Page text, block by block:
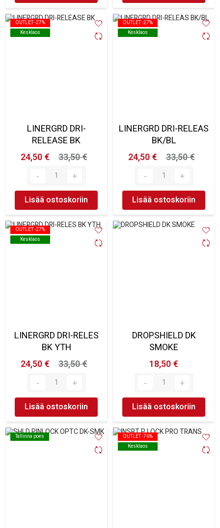
OUTLET -27%
Kesklaos
OUTLET -27%
Kesklaos
LINERGRD DRI-
RELEASE BK
24,50 €
33,50 €
Lisää ostoskoriin
OUTLET -27%
Kesklaos
OUTLET -27%
Kesklaos
LINERGRD DRI-RELEAS
BK/BL
24,50 €
33,50 €
Lisää ostoskoriin
OUTLET -27%
Kesklaos
OUTLET -27%
Kesklaos
LINERGRD DRI-RELES
BK YTH
24,50 €
33,50 €
Lisää ostoskoriin
DROPSHIELD DK
SMOKE
18,50 €
Lisää ostoskoriin
Tallinna poes
Tallinna poes
OUTLET -76%
Kesklaos
OUTLET -76%
Kesklaos